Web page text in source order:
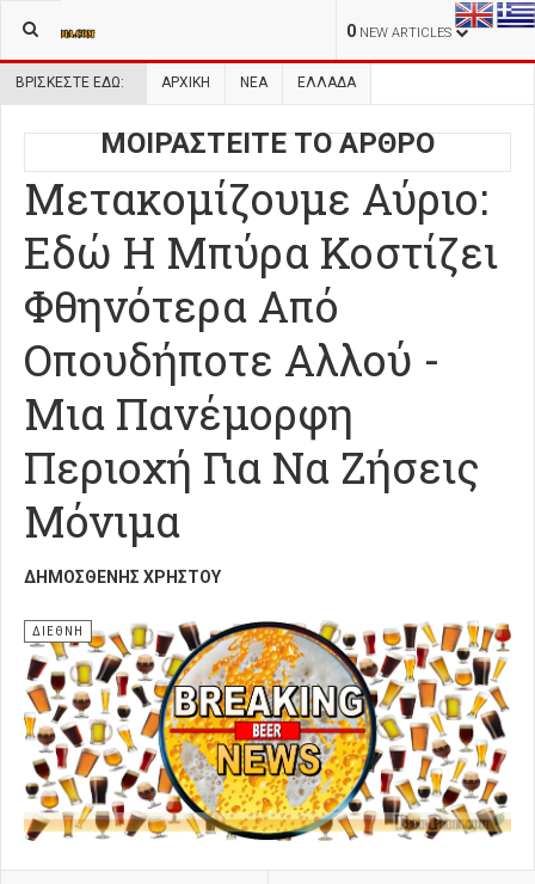
0 NEW ARTICLES
ΒΡΊΣΚΕΣΤΕ ΕΔΏ: ΑΡΧΙΚΉ ΝΕΑ ΕΛΛΑΔΑ
ΜΟΙΡΑΣΤΕΙΤΕ ΤΟ ΑΡΘΡΟ
Μετακομίζουμε Αύριο:
Εδώ Η Μπύρα Κοστίζει
Φθηνότερα Από
Οπουδήποτε Αλλού -
Μια Πανέμορφη
Περιοχή Για Να Ζήσεις
Μόνιμα
ΔΗΜΟΣΘΈΝΗΣ ΧΡΉΣΤΟΥ
ΔΙΕΘΝΗ